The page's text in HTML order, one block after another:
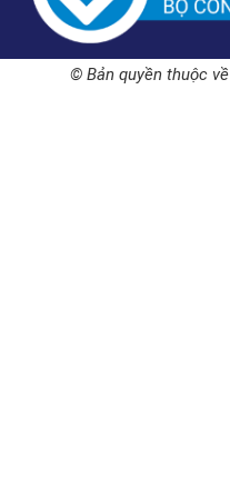
© Bản quyền thuộc về